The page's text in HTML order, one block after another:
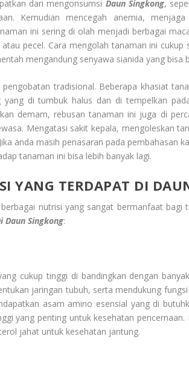
dari mengonsumsi Daun Singkong,
Kemudian mencegah anemia,
ini sering di olah menjadi berbagai
pecel. Cara mengolah tanaman ini cukup
mengandung senyawa sianida yang bisa
tradisional. Beberapa khasiat
yang di tumbuk halus dan di tempelkan
demam, rebusan tanaman ini juga di
Mengatasi sakit kepala, mengoleskan
anda masih penasaran pada pembahasan
tanaman ini bisa lebih banyak lagi.
YANG TERDAPAT DI
nutrisi yang sangat bermanfaat bagi
Daun Singkong:
cukup tinggi di bandingkan dengan
jaringan tubuh, serta mendukung
asam amino esensial yang di
yang penting untuk kesehatan
jahat untuk kesehatan jantung.